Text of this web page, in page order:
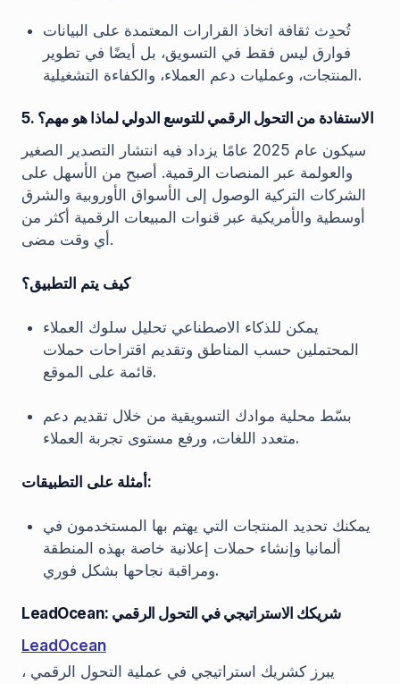
تُحدِث ثقافة اتخاذ القرارات المعتمدة على البيانات
فوارق ليس فقط في التسويق، بل أيضًا في تطوير
المنتجات، وعمليات دعم العملاء، والكفاءة التشغيلية.
5. الاستفادة من التحول الرقمي للتوسع الدولي لماذا هو مهم؟
سيكون عام 2025 عامًا يزداد فيه انتشار التصدير الصغير
والعولمة عبر المنصات الرقمية. أصبح من الأسهل على
الشركات التركية الوصول إلى الأسواق الأوروبية والشرق
أوسطية والأمريكية عبر قنوات المبيعات الرقمية أكثر من
أي وقت مضى.
كيف يتم التطبيق؟
يمكن للذكاء الاصطناعي تحليل سلوك العملاء
المحتملين حسب المناطق وتقديم اقتراحات حملات
قائمة على الموقع.
بسّط محلية موادك التسويقية من خلال تقديم دعم
متعدد اللغات، ورفع مستوى تجربة العملاء.
أمثلة على التطبيقات:
يمكنك تحديد المنتجات التي يهتم بها المستخدمون في
ألمانيا وإنشاء حملات إعلانية خاصة بهذه المنطقة
ومراقبة نجاحها بشكل فوري.
LeadOcean: شريكك الاستراتيجي في التحول الرقمي
LeadOcean
، يبرز كشريك استراتيجي في عملية التحول الرقمي